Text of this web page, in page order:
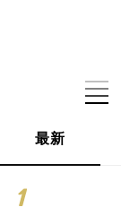
最新